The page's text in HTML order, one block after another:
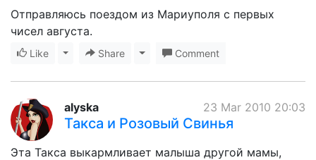
Отправляюсь поездом из Мариуполя с первых
чисел августа.
Like Toggle Dropdown
Share Toggle Dropdown
Comment
23 Mar 2010 20:03
alyska
Такса и Розовый Свинья
Эта Такса выкармливает малыша другой мамы,